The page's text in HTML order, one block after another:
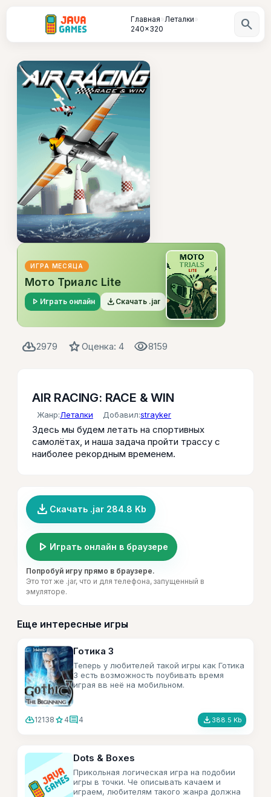
Главная»Леталки»
240x320
search
ИГРА МЕСЯЦА
Мото Триалс Lite
play_arrow Играть онлайн file_download Скачать .jar
cloud_download2979 starОценка: 4 visibility8159
AIR RACING: RACE & WIN
Жанр:Леталки Добавил:strayker
Здесь мы будем летать на спортивных
самолётах, и наша задача пройти трассу с
наиболее рекордным временем.
file_download Скачать .jar 284.8 Kb
play_arrow Играть онлайн в браузере
Попробуй игру прямо в браузере.
Это тот же .jar, что и для телефона, запущенный в
эмуляторе.
Еще интересные игры
Готика 3
Теперь у любителей такой игры как Готика
3 есть возможность поубивать время
играя вв неё на мобильном.
cloud_download12138 star 4comment4 file_download 388.5 Kb
Dots & Boxes
Прикольная логическая игра на подобии
игры в точки. Че описывать качаем и
играем, любителям такого жанра должна